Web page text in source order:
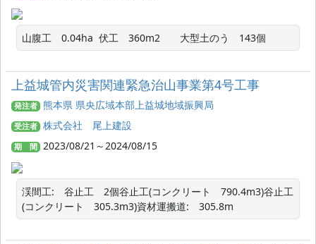
山腹工　0.04ha  伏工　360m2　　大型土のう　143個
上益城管内災害関連緊急治山事業第4号工事
発注者 熊本県 県央広域本部上益城地域振興局
受注者 株式会社 尾上建設
期 間 2023/08/21～2024/08/15
渓間工:　谷止工　2個谷止工(コンクリート　790.4m3)谷止工
(コンクリート　305.3m3)資材運搬道:　305.8m